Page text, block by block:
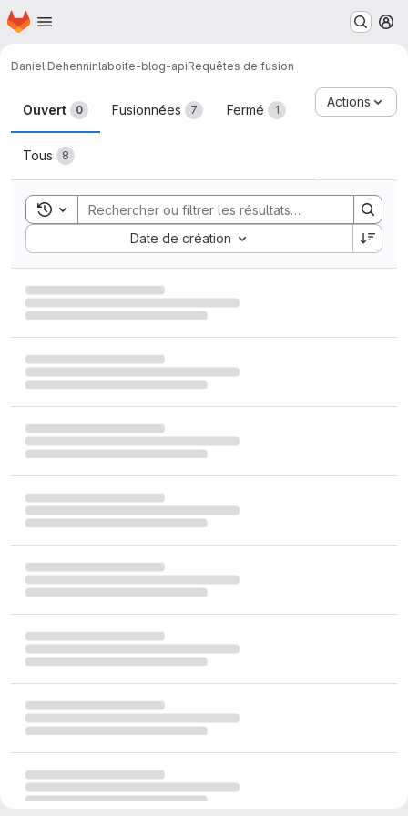
Passer au contenu principal
Page d'accueil
Daniel Dehenninlaboite-blog-apiRequêtes de fusion
Requêtes de fusion
Ouvert 0 Fusionnées 7 Fermé 1
Tous 8
Actions
Toggle search history
Date de création
Sort by: